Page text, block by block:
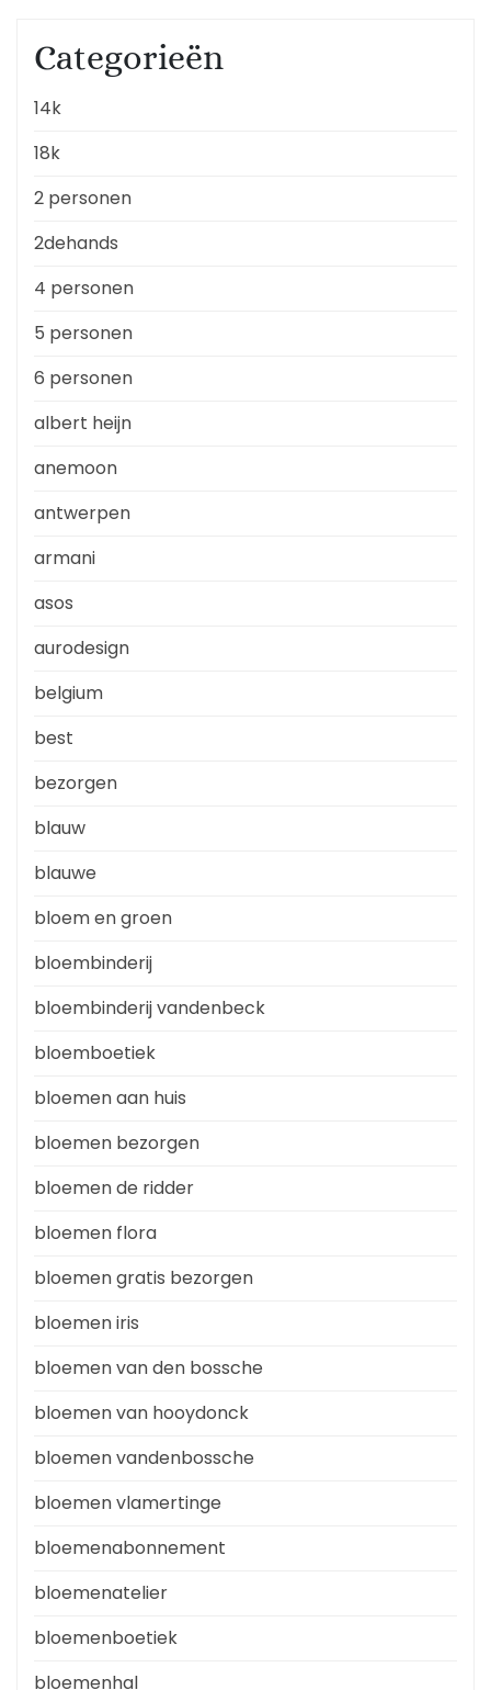
Categorieën
14k
18k
2 personen
2dehands
4 personen
5 personen
6 personen
albert heijn
anemoon
antwerpen
armani
asos
aurodesign
belgium
best
bezorgen
blauw
blauwe
bloem en groen
bloembinderij
bloembinderij vandenbeck
bloemboetiek
bloemen aan huis
bloemen bezorgen
bloemen de ridder
bloemen flora
bloemen gratis bezorgen
bloemen iris
bloemen van den bossche
bloemen van hooydonck
bloemen vandenbossche
bloemen vlamertinge
bloemenabonnement
bloemenatelier
bloemenboetiek
bloemenhal